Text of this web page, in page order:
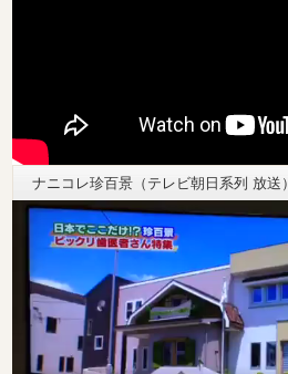
ナニコレ珍百景（テレビ朝日系列 放送）